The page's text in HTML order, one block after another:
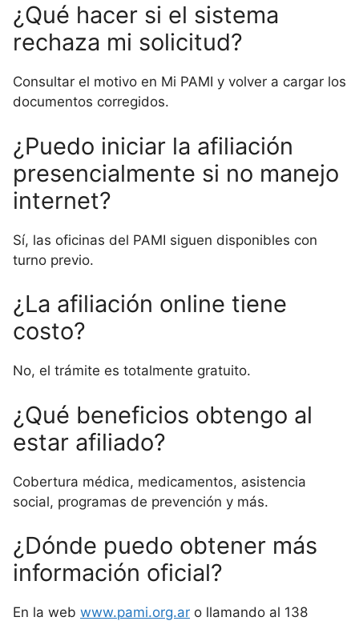
¿Qué hacer si el sistema
rechaza mi solicitud?
Consultar el motivo en Mi PAMI y volver a cargar los
documentos corregidos.
¿Puedo iniciar la afiliación
presencialmente si no manejo
internet?
Sí, las oficinas del PAMI siguen disponibles con
turno previo.
¿La afiliación online tiene
costo?
No, el trámite es totalmente gratuito.
¿Qué beneficios obtengo al
estar afiliado?
Cobertura médica, medicamentos, asistencia
social, programas de prevención y más.
¿Dónde puedo obtener más
información oficial?
En la web www.pami.org.ar o llamando al 138